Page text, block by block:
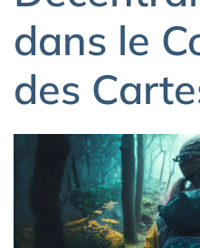
dans le
des